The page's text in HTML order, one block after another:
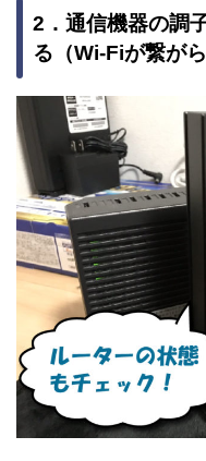
2．通信機器の調
る（Wi-Fiが繋が